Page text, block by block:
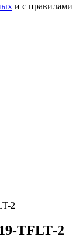
и с правилами
2